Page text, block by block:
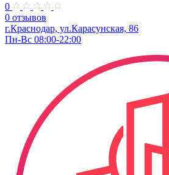
0
0 отзывов
г.Краснодар, ул.​​Карасунская, 86
Пн-Вс 08:00-22:00